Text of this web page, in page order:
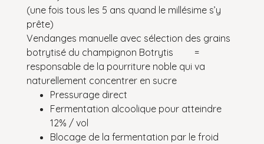
(une fois tous les 5 ans quand le millésime s’y
prête)
Vendanges manuelle avec sélection des grains
botrytisé du champignon Botrytis =
responsable de la pourriture noble qui va
naturellement concentrer en sucre
Pressurage direct
Fermentation alcoolique pour atteindre
12% / vol
Blocage de la fermentation par le froid